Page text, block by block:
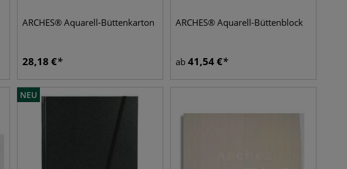
ARCHES® Aquarell-Büttenkarton
28,18 €
ARCHES® Aquarell-Büttenblock
ab 41,54€
NEU